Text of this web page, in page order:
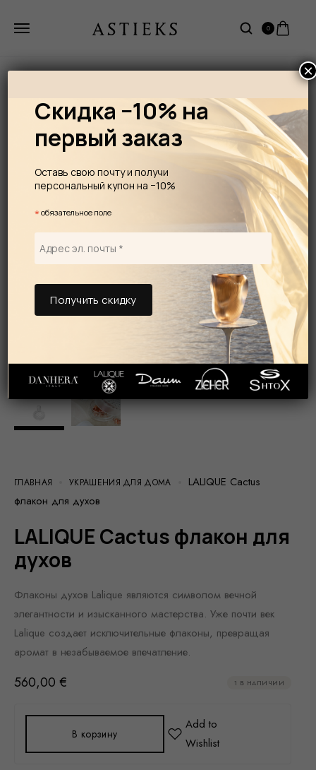
0
ГЛАВНАЯ УКРАШЕНИЯ ДЛЯ ДОМА
LALIQUE Cactus
флакон для духов
LALIQUE Cactus флакон для
духов
Флаконы духов Lalique являются символом вечной
элегантности и изысканного мастерства. Уже почти век
Lalique создает исключительные флаконы, превращая
аромат в незабываемое впечатление.
560,00 € 1 В НАЛИЧИИ
В корзину
Скидка −10% на
первый заказ
Оставь свою почту и получи
персональный купон на −10%
* обязательное поле
×